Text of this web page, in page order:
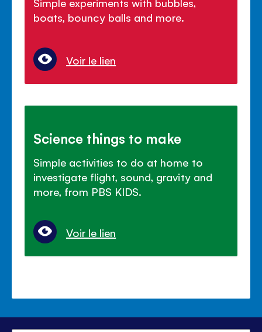
boats, bouncy balls and more.
Voir le lien
Science things to make
Simple activities to do at home to
investigate flight, sound, gravity and
more, from PBS KIDS.
Voir le lien